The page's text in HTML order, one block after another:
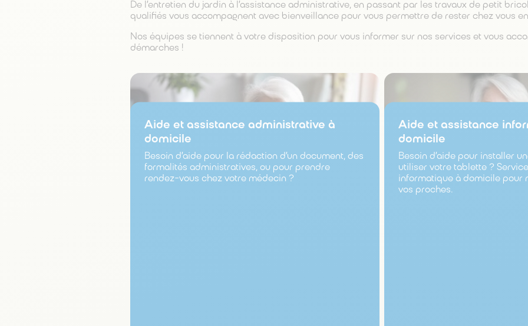
De l’entretien du jardin à l’assistance administrative, en passant par les travaux de petit
qualifiés vous accompagnent avec bienveillance pour vous permettre de rester chez vous
Nos équipes se tiennent à votre disposition pour vous informer sur nos services et vous
démarches !
Aide et assistance administrative à
domicile
Besoin d’aide pour la rédaction d’un document, des
formalités administratives, ou pour prendre
rendez-vous chez votre médecin ?
Aide et assistance
domicile
Besoin d’aide pour installer
utiliser votre tablette ?
informatique à domicile pour
vos proches.